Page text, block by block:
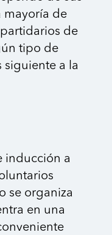
mayoría de
de
tipo de
a la
inducción a
se organiza
en una